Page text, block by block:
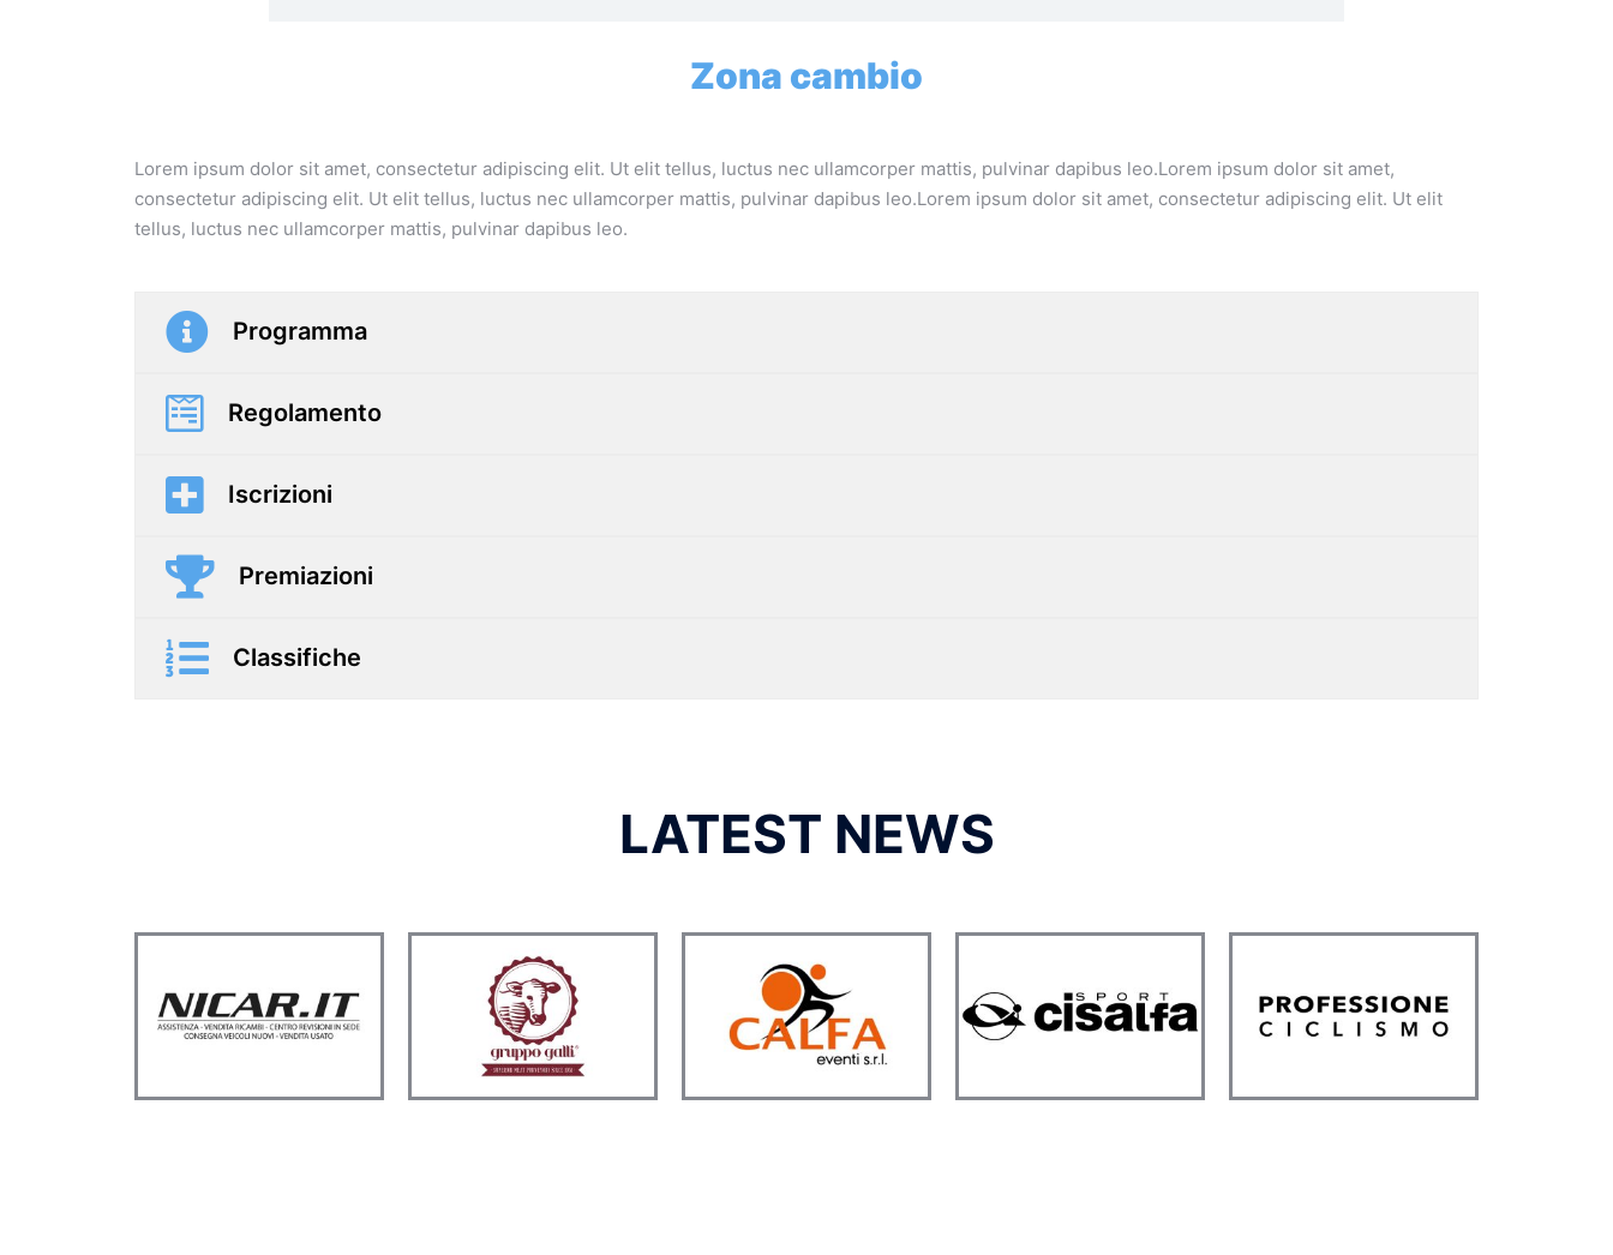
Zona cambio
Lorem ipsum dolor sit amet, consectetur adipiscing elit. Ut elit tellus, luctus nec ullamcorper mattis, pulvinar dapibus leo.Lorem ipsum dolor sit amet,
consectetur adipiscing elit. Ut elit tellus, luctus nec ullamcorper mattis, pulvinar dapibus leo.Lorem ipsum dolor sit amet, consectetur adipiscing elit. Ut elit
tellus, luctus nec ullamcorper mattis, pulvinar dapibus leo.
Programma
Regolamento
Iscrizioni
Premiazioni
Classifiche
LATEST NEWS